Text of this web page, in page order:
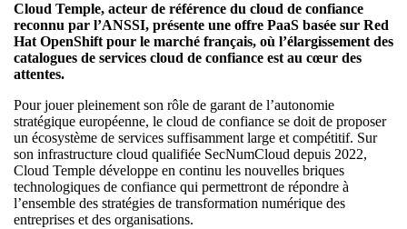
Cloud Temple, acteur de référence du cloud de confiance
reconnu par l’ANSSI, présente une offre PaaS basée sur Red
Hat OpenShift pour le marché français, où l’élargissement des
catalogues de services cloud de confiance est au cœur des
attentes.
Pour jouer pleinement son rôle de garant de l’autonomie
stratégique européenne, le cloud de confiance se doit de proposer
un écosystème de services suffisamment large et compétitif. Sur
son infrastructure cloud qualifiée SecNumCloud depuis 2022,
Cloud Temple développe en continu les nouvelles briques
technologiques de confiance qui permettront de répondre à
l’ensemble des stratégies de transformation numérique des
entreprises et des organisations.